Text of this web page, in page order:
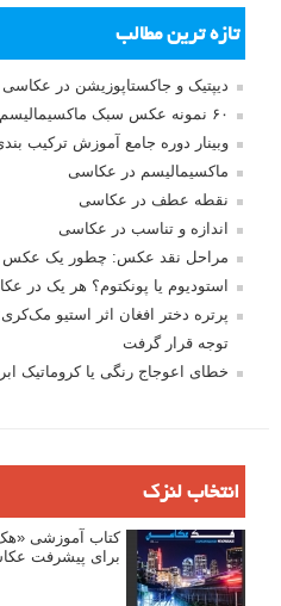
تازه ترین مطالب
دیپتیک و جاکستا‌پوزیشن در عکاسی
۶۰ نمونه عکس سبک ماکسیمالیسم
وبینار دوره جامع آموزش ترکیب
ماکسیمالیسم در عکاسی
نقطه عطف در عکاسی
اندازه و تناسب در عکاسی
مراحل نقد عکس: چطور یک عکس
استودیوم یا پونکتوم؟ هر یک در
پرتره دختر افغان اثر استیو
توجه قرار گرفت
خطای اعوجاج رنگی یا کروماتیک
انتخاب لنزک
کتاب آموزشی
برای پیشرفت